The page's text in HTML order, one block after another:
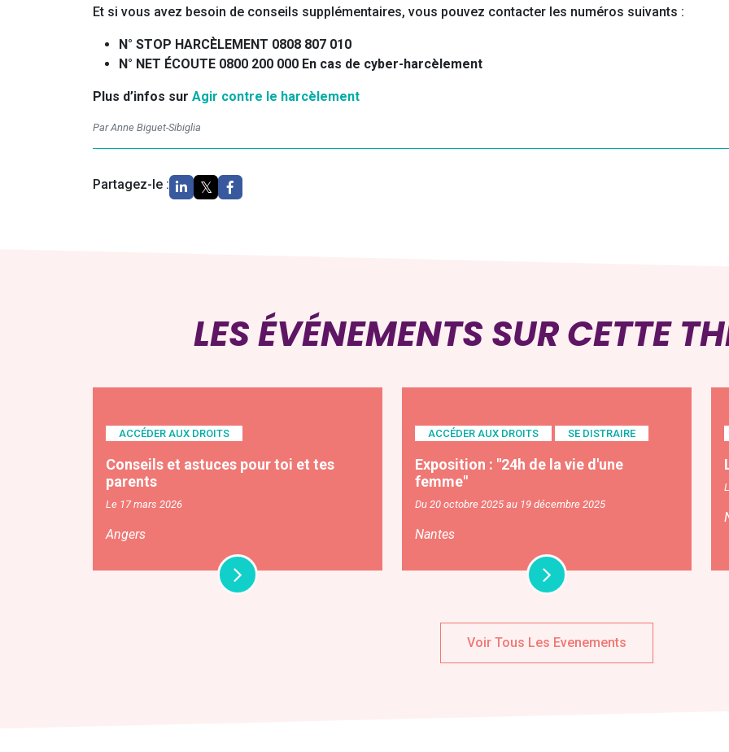
Et si vous avez besoin de conseils supplémentaires, vous pouvez contacter les numéros suivants :
N° STOP HARCÈLEMENT 0808 807 010
N° NET ÉCOUTE 0800 200 000 En cas de cyber-harcèlement
Plus d’infos sur Agir contre le harcèlement
Par Anne Biguet-Sibiglia
Partagez-le :
LES ÉVÉNEMENTS SUR CETTE
ACCÉDER AUX DROITS
Conseils et astuces pour toi et tes
parents
Le 17 mars 2026
Angers
ACCÉDER AUX DROITS SE DISTRAIRE
Exposition : "24h de la vie d'une
femme"
Du 20 octobre 2025 au 19 décembre 2025
Nantes
Voir Tous Les Evenements